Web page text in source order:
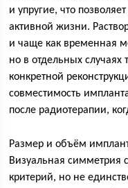
и упругие, что
активной жизни.
и чаще как временная
но в отдельных
конкретной
совместимость
после радиотерапии,
Размер и объём
Визуальная
критерий, но не